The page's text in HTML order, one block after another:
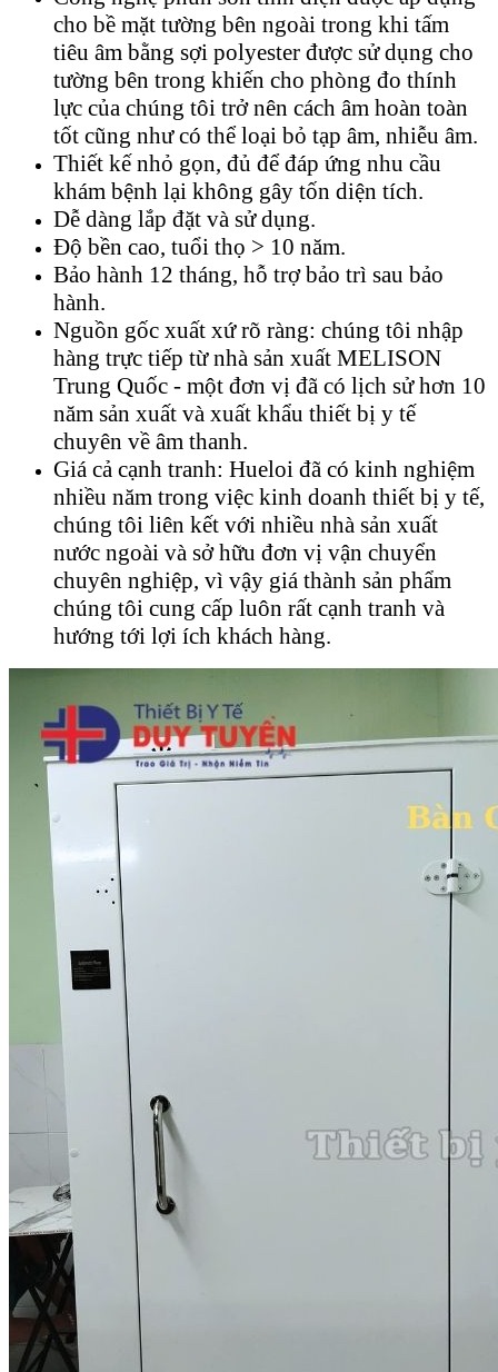
cho bề mặt tường bên ngoài trong khi tấm
tiêu âm bằng sợi polyester được sử dụng cho
tường bên trong khiến cho phòng đo thính
lực của chúng tôi trở nên cách âm hoàn toàn
tốt cũng như có thể loại bỏ tạp âm, nhiễu âm.
Thiết kế nhỏ gọn, đủ để đáp ứng nhu cầu
khám bệnh lại không gây tốn diện tích.
Dễ dàng lắp đặt và sử dụng.
Độ bền cao, tuổi thọ > 10 năm.
Bảo hành 12 tháng, hỗ trợ bảo trì sau bảo
hành.
Nguồn gốc xuất xứ rõ ràng: chúng tôi nhập
hàng trực tiếp từ nhà sản xuất MELISON
Trung Quốc - một đơn vị đã có lịch sử hơn 10
năm sản xuất và xuất khẩu thiết bị y tế
chuyên về âm thanh.
Giá cả cạnh tranh: Hueloi đã có kinh nghiệm
nhiều năm trong việc kinh doanh thiết bị y tế,
chúng tôi liên kết với nhiều nhà sản xuất
nước ngoài và sở hữu đơn vị vận chuyển
chuyên nghiệp, vì vậy giá thành sản phẩm
chúng tôi cung cấp luôn rất cạnh tranh và
hướng tới lợi ích khách hàng.